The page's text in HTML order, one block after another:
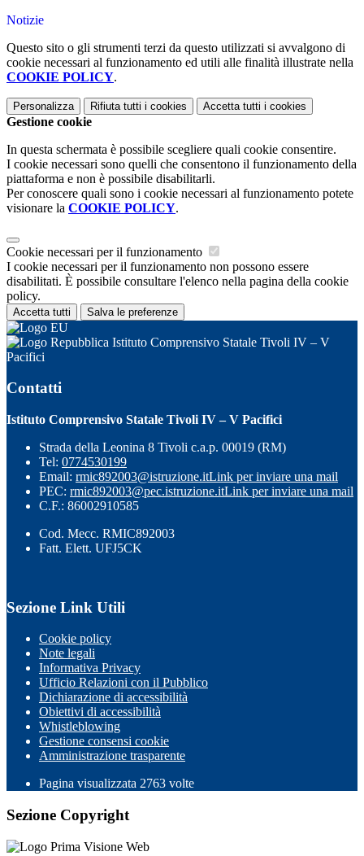
Notizie
Questo sito o gli strumenti terzi da questo utilizzati si avvalgono di
cookie necessari al funzionamento ed utili alle finalità illustrate nella
COOKIE POLICY.
Personalizza Rifiuta tutti i cookies Accetta tutti i cookies
Gestione cookie
In questa schermata è possibile scegliere quali cookie consentire.
I cookie necessari sono quelli che consentono il funzionamento della
piattaforma e non è possibile disabilitarli.
Per conoscere quali sono i cookie necessari al funzionamento potete
visionare la COOKIE POLICY.
Cookie necessari per il funzionamento
I cookie necessari per il funzionamento non possono essere
disabilitati. È possibile consultare l'elenco nella pagina della cookie
policy.
Accetta tutti Salva le preferenze
Istituto Comprensivo Statale Tivoli IV – V
Pacifici
Contatti
Istituto Comprensivo Statale Tivoli IV – V Pacifici
Strada della Leonina 8 Tivoli c.a.p. 00019 (RM)
Tel: 0774530199
Email: rmic892003@istruzione.itLink per inviare una mail
PEC: rmic892003@pec.istruzione.itLink per inviare una mail
C.F.: 86002910585
Cod. Mecc. RMIC892003
Fatt. Elett. UFJ5CK
Sezione Link Utili
Cookie policy
Note legali
Informativa Privacy
Ufficio Relazioni con il Pubblico
Dichiarazione di accessibilità
Obiettivi di accessibilità
Whistleblowing
Gestione consensi cookie
Amministrazione trasparente
Pagina visualizzata 2763 volte
Sezione Copyright